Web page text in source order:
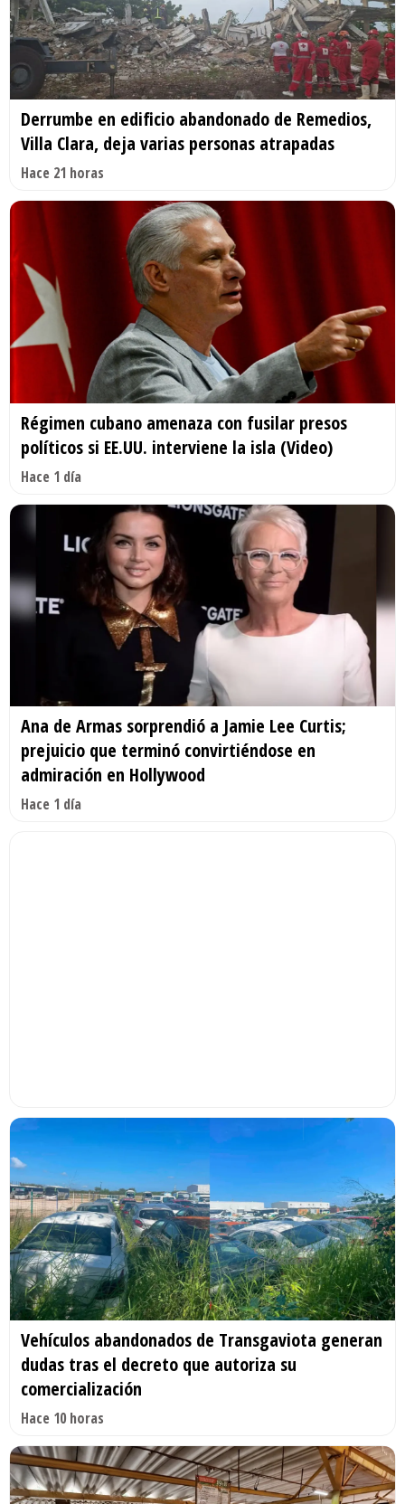
Derrumbe en edificio abandonado de Remedios,
Villa Clara, deja varias personas atrapadas
Hace 21 horas
Régimen cubano amenaza con fusilar presos
políticos si EE.UU. interviene la isla (Video)
Hace 1 día
Ana de Armas sorprendió a Jamie Lee Curtis;
prejuicio que terminó convirtiéndose en
admiración en Hollywood
Hace 1 día
Vehículos abandonados de Transgaviota generan
dudas tras el decreto que autoriza su
comercialización
Hace 10 horas